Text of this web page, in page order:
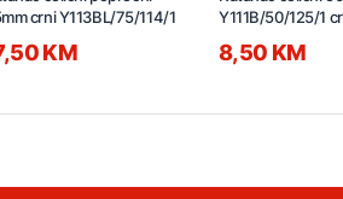
crni Y113BL/75/114/1
KM
Y111B/50/125/1
8,50 KM